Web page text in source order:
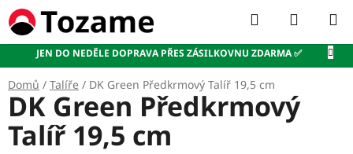
Přejít
na
obsah
JEN DO NEDĚLE DOPRAVA PŘES ZÁSILKOVNU ZDARMA ✅
Hledat
KOŠÍK
Domů / Talíře / DK Green Předkrmový Talíř 19,5 cm
DK Green Předkrmový
Talíř 19,5 cm